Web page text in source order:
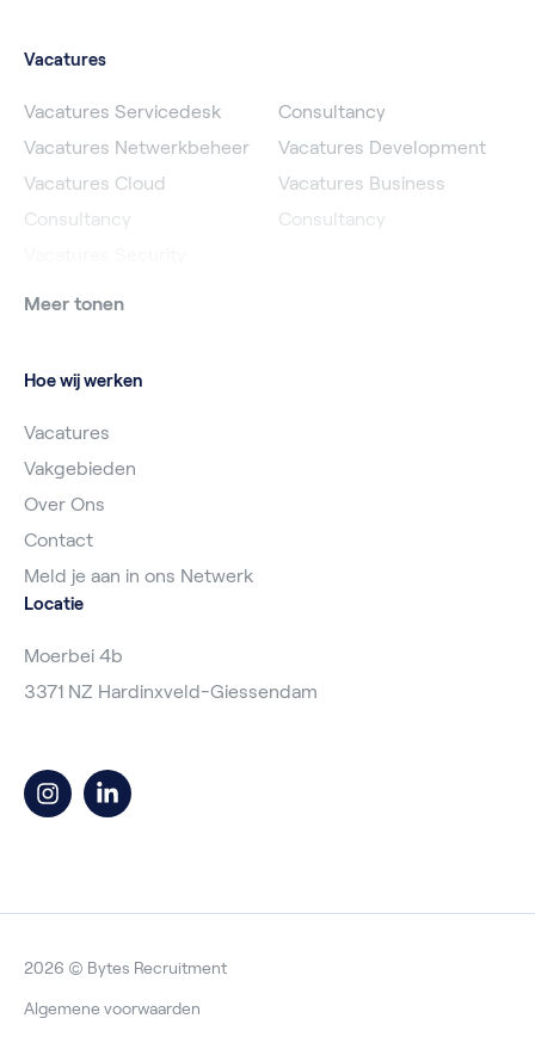
Vacatures
Vacatures Servicedesk
Vacatures Netwerkbeheer
Vacatures Cloud
Consultancy
Consultancy
Vacatures Development
Vacatures Business
Consultancy
Meer tonen
Hoe wij werken
Vacatures
Vakgebieden
Over Ons
Contact
Meld je aan in ons Netwerk
Locatie
Moerbei 4b
3371 NZ Hardinxveld-Giessendam
2026 © Bytes Recruitment
Algemene voorwaarden